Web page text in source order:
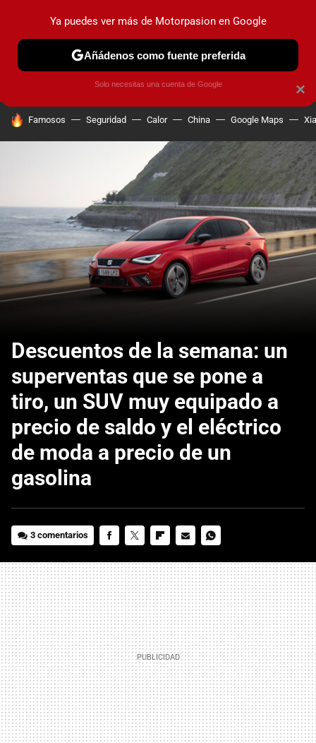
PRUEBAS COCHES ELÉCTRICOS OBSERVATORIO
HOY SE HABLA DE
Famosos Seguridad Calor China Google Maps
Descuentos de la semana: un
superventas que se pone a
tiro, un SUV muy equipado a
precio de saldo y el eléctrico
de moda a precio de un
gasolina
3 comentarios
MAIL
×
Ya puedes ver más de Motorpasion en Google
Añádenos como fuente preferida
Solo necesitas una cuenta de Google